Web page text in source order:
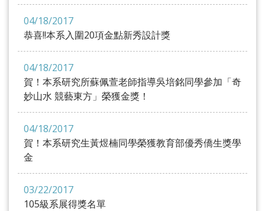
04/18/2017
恭喜!!本系入圍20項金點新秀設計獎
04/18/2017
賀！本系研究所蘇佩萱老師指導吳培銘同學參加「奇
妙山水 競藝東方」榮獲金獎！
04/18/2017
賀！本系研究生黃煜楠同學榮獲教育部優秀僑生獎學
金
03/22/2017
105級系展得獎名單